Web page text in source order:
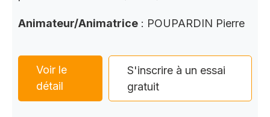
Animateur/Animatrice : POUPARDIN Pierre
Voir le
détail
S'inscrire à un essai
gratuit